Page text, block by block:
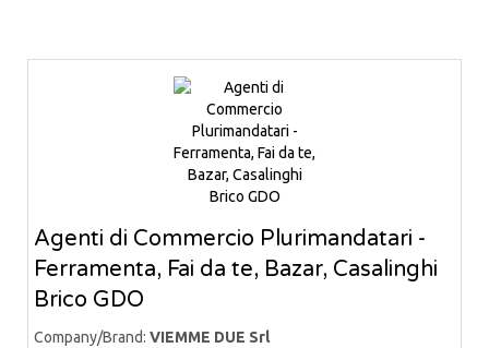
Agenti di Commercio Plurimandatari -
Ferramenta, Fai da te, Bazar, Casalinghi
Brico GDO
Company/Brand: VIEMME DUE Srl